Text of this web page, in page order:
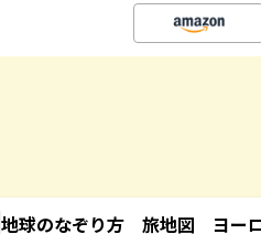
地球のなぞり方 旅地図 ヨー